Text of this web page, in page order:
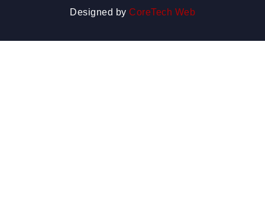
Designed by CoreTech Web